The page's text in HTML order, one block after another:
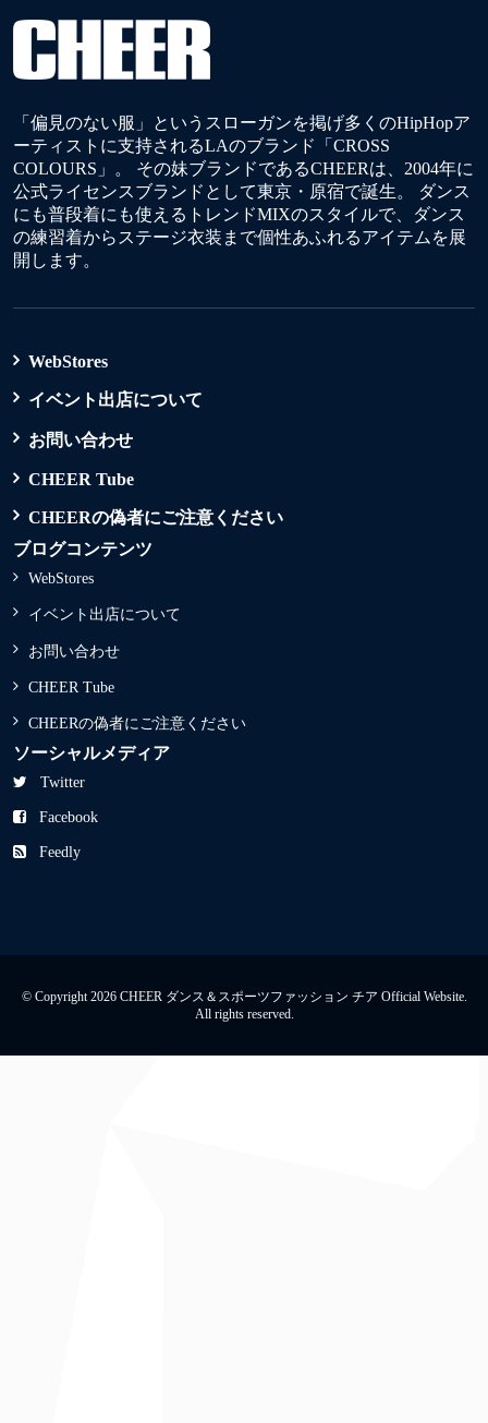
「偏見のない服」というスローガンを掲げ多くのHipHopア
ーティストに支持されるLAのブランド「CROSS
COLOURS」。 その妹ブランドであるCHEERは、2004年に
公式ライセンスブランドとして東京・原宿で誕生。 ダンス
にも普段着にも使えるトレンドMIXのスタイルで、ダンス
の練習着からステージ衣装まで個性あふれるアイテムを展
開します。
WebStores
イベント出店について
お問い合わせ
CHEER Tube
CHEERの偽者にご注意ください
ブログコンテンツ
WebStores
イベント出店について
お問い合わせ
CHEER Tube
CHEERの偽者にご注意ください
ソーシャルメディア
Twitter
Facebook
Feedly
© Copyright 2026 CHEER ダンス＆スポーツファッション チア Official Website.
All rights reserved.